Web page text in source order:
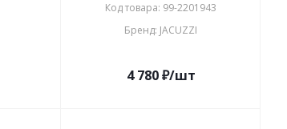
Код товара: 99-2201943
Бренд: JACUZZI
4 780₽/шт